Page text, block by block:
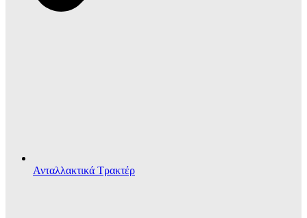
Ανταλλακτικά Τρακτέρ